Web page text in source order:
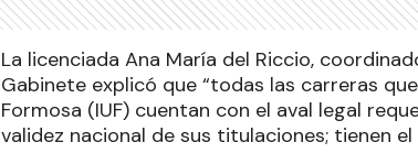
La licenciada Ana María del Riccio,
Gabinete explicó que “todas las carreras
Formosa (IUF) cuentan con el aval legal
validez nacional de sus titulaciones; tienen